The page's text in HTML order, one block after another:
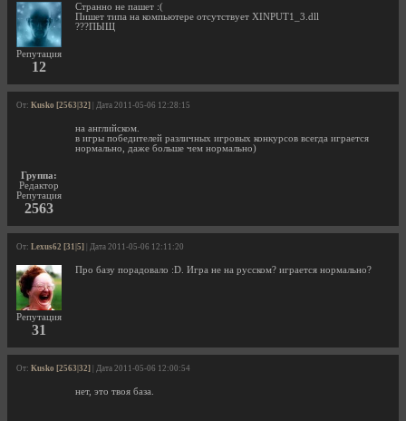
Репутация
12
Странно не пашет :(
Пишет типа на компьютере отсутствует XINPUT1_3.dll
???ПЫЩ
От: Kusko [2563|32] | Дата 2011-05-06 12:28:15
Группа:
Редактор
Репутация
2563
на английском.
в игры победителей различных игровых конкурсов всегда играется
нормально, даже больше чем нормально)
От: Lexus62 [31|5] | Дата 2011-05-06 12:11:20
Репутация
31
Про базу порадовало :D. Игра не на русском? играется нормально?
От: Kusko [2563|32] | Дата 2011-05-06 12:00:54
нет, это твоя база.